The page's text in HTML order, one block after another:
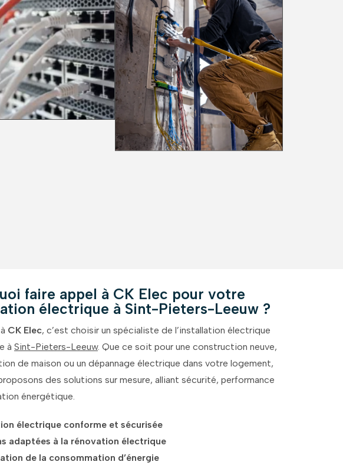
faire appel à CK Elec pour votre
électrique à Sint-Pieters-Leeuw ?
CK Elec, c’est choisir un spécialiste de l’installation électrique
à Sint-Pieters-Leeuw. Que ce soit pour une construction neuve,
de maison ou un dépannage électrique dans votre logement,
des solutions sur mesure, alliant sécurité, performance
énergétique.
électrique conforme et sécurisée
adaptées à la rénovation électrique
de la consommation d’énergie